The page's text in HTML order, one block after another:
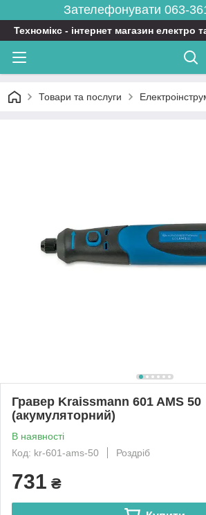
Зателефонувати 063-
Техномікс - інтернет магазин електро
Товари та послуги
Гравер Kraissmann 601 AMS 50
(акумуляторний)
В наявності
Код: kr-601-ams-50
Роздріб
731 ₴